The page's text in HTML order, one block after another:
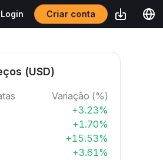
Login Criar conta
(USD)
Variação (%)
+3.23%
+1.70%
+15.53%
+3.61%